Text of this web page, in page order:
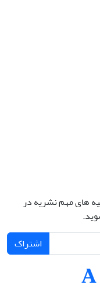
های مهم نشریه در
اشتراک